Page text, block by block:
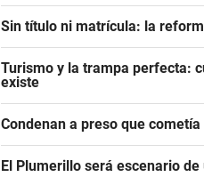
Sin título ni matrícula: la
Turismo y la trampa perfecta:
existe
Condenan a preso que
El Plumerillo será escenario